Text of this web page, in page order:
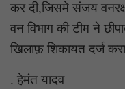
कर दी,जिसमे संजय
वन विभाग की टीम ने
खिलाफ़ शिकायत दर्ज
. हेमंत यादव